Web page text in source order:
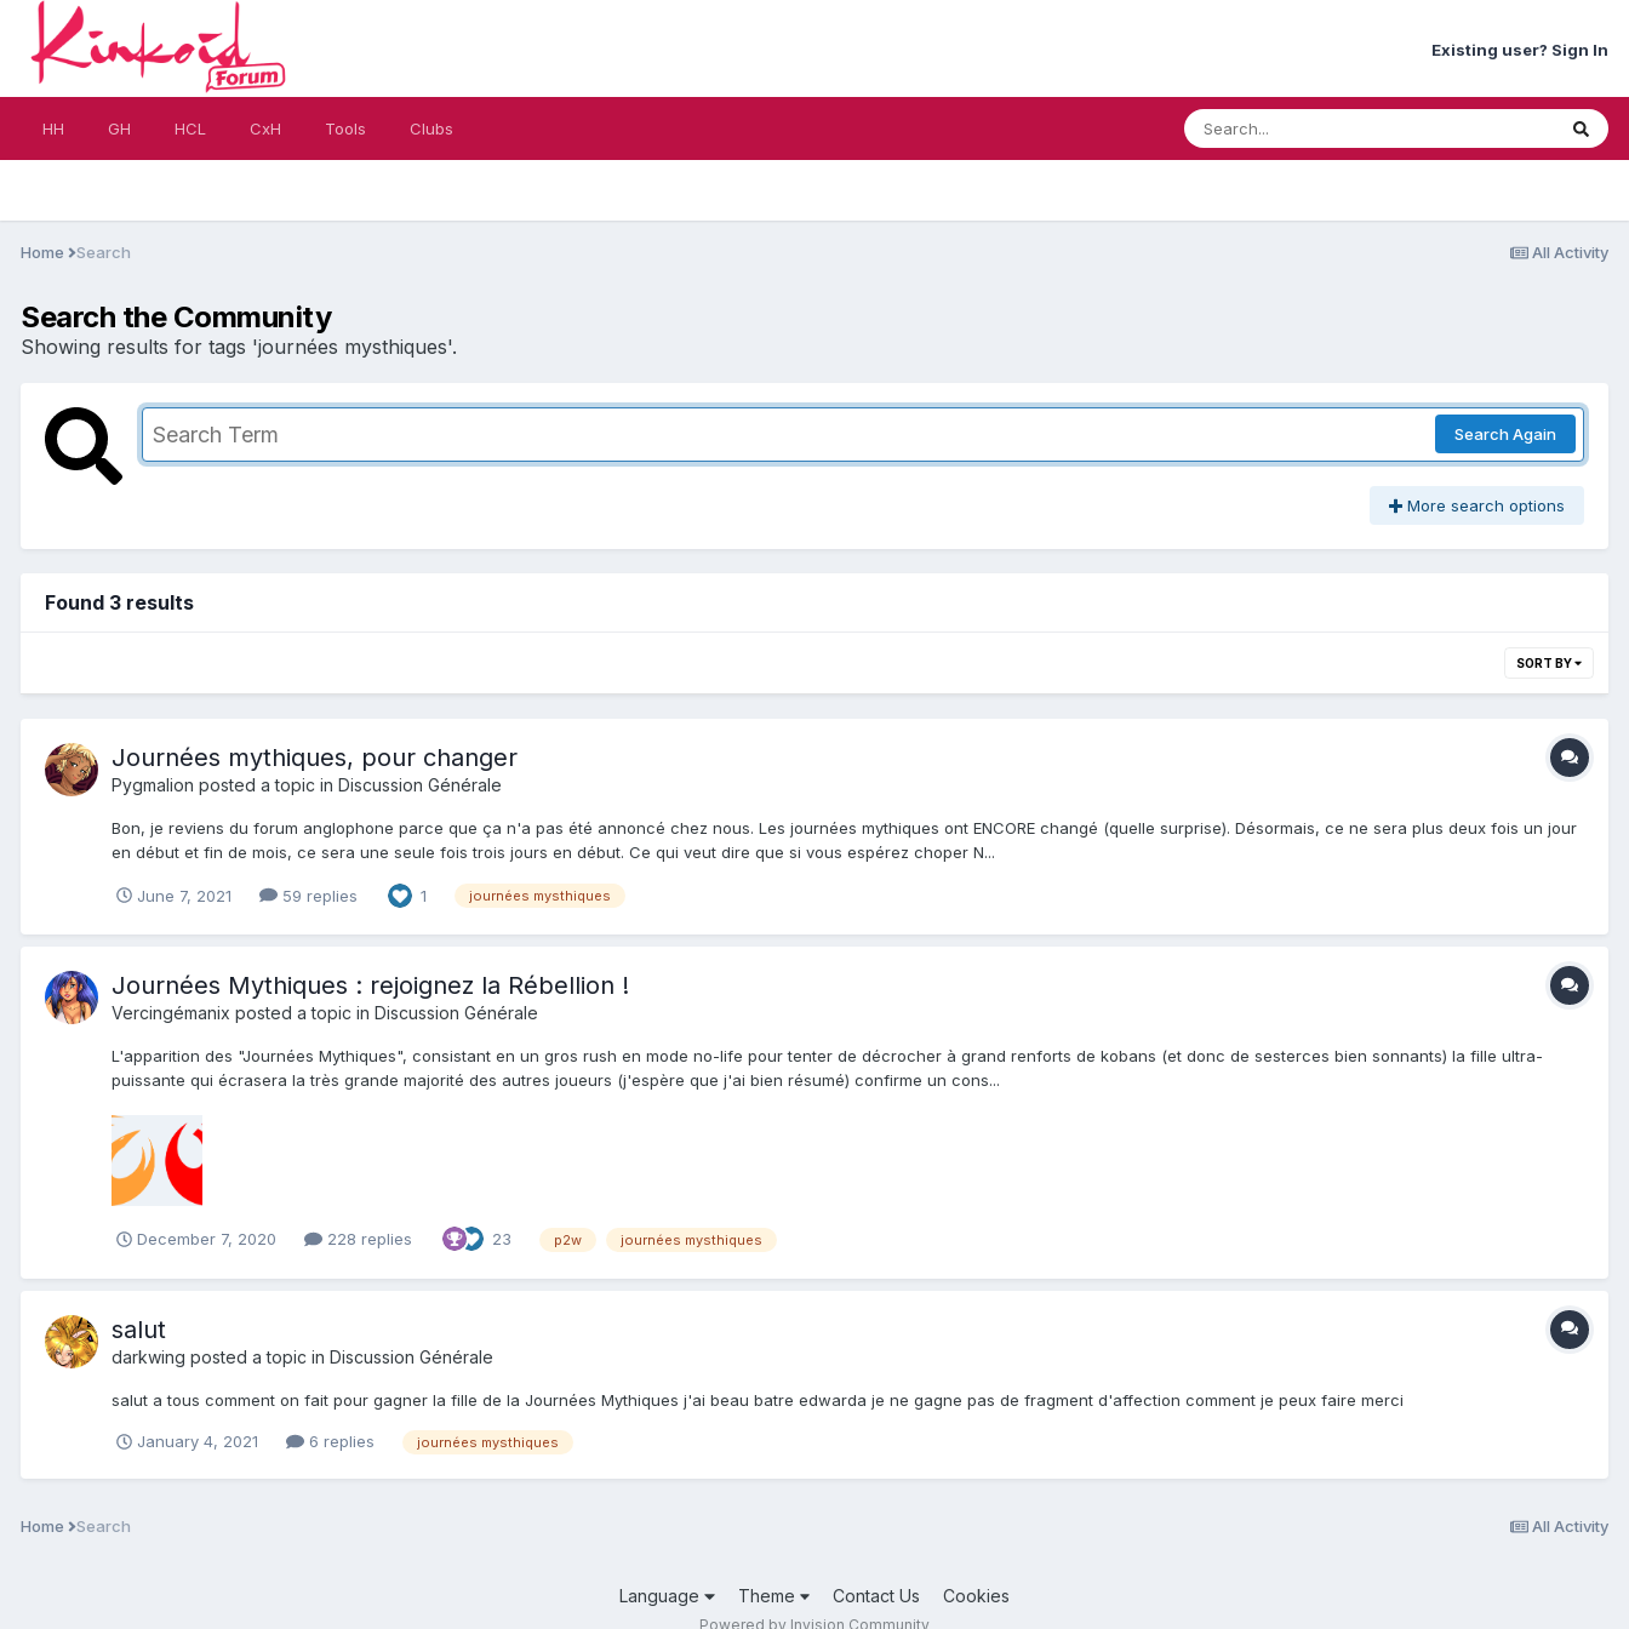
Existing user? Sign In
HH GH HCL CxH Tools Clubs
All Activity
Home Search
Search the Community
Showing results for tags 'journées mysthiques'.
Search Again
More search options
Found 3 results
SORT BY
Journées mythiques, pour changer
Pygmalion posted a topic in Discussion Générale
Bon, je reviens du forum anglophone parce que ça n'a pas été annoncé chez nous. Les journées mythiques ont ENCORE changé (quelle surprise). Désormais, ce ne sera plus deux fois un jour
en début et fin de mois, ce sera une seule fois trois jours en début. Ce qui veut dire que si vous espérez choper N...
June 7, 2021 59 replies 1 journées mysthiques
Journées Mythiques : rejoignez la Rébellion !
Vercingémanix posted a topic in Discussion Générale
L'apparition des "Journées Mythiques", consistant en un gros rush en mode no-life pour tenter de décrocher à grand renforts de kobans (et donc de sesterces bien sonnants) la fille ultra-
puissante qui écrasera la très grande majorité des autres joueurs (j'espère que j'ai bien résumé) confirme un cons...
December 7, 2020 228 replies 23 p2w journées mysthiques
salut
darkwing posted a topic in Discussion Générale
salut a tous comment on fait pour gagner la fille de la Journées Mythiques j'ai beau batre edwarda je ne gagne pas de fragment d'affection comment je peux faire merci
January 4, 2021 6 replies journées mysthiques
All Activity
Home Search
Language Theme Contact Us Cookies
Powered by Invision Community